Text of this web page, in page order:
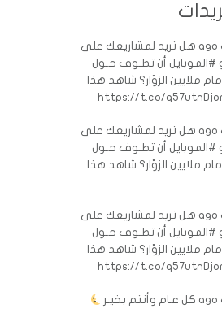
هل تريد لمشاريعك على
#الموبايل أن تطـوف حـول
أمام ملايين الزوّار؟ شاهد هذا
هل تريد لمشاريعك على
#الموبايل أن تطـوف حـول
أمام ملايين الزوّار؟ شاهد هذا
هل تريد لمشاريعك على
#الموبايل أن تطـوف حـول
أمام ملايين الزوّار؟ شاهد هذا
كل عـام وأنتم بخيـر